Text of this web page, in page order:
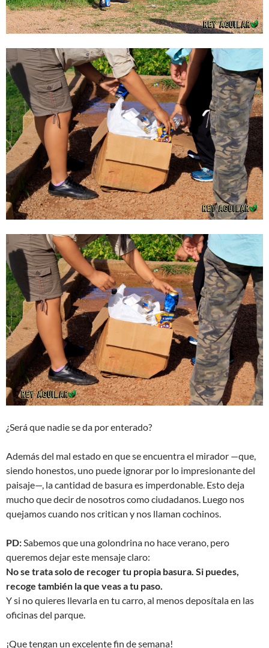
¿Será que nadie se da por enterado?
Además del mal estado en que se encuentra el mirador —que,
siendo honestos, uno puede ignorar por lo impresionante del
paisaje—, la cantidad de basura es imperdonable. Esto deja
mucho que decir de nosotros como ciudadanos. Luego nos
quejamos cuando nos critican y nos llaman cochinos.
PD:Sabemos que una golondrina no hace verano, pero
queremos dejar este mensaje claro:
No se trata solo de recoger tu propia basura. Si puedes,
recoge también la que veas a tu paso.
Y si no quieres llevarla en tu carro, al menos deposítala en las
oficinas del parque.
¡Que tengan un excelente fin de semana!